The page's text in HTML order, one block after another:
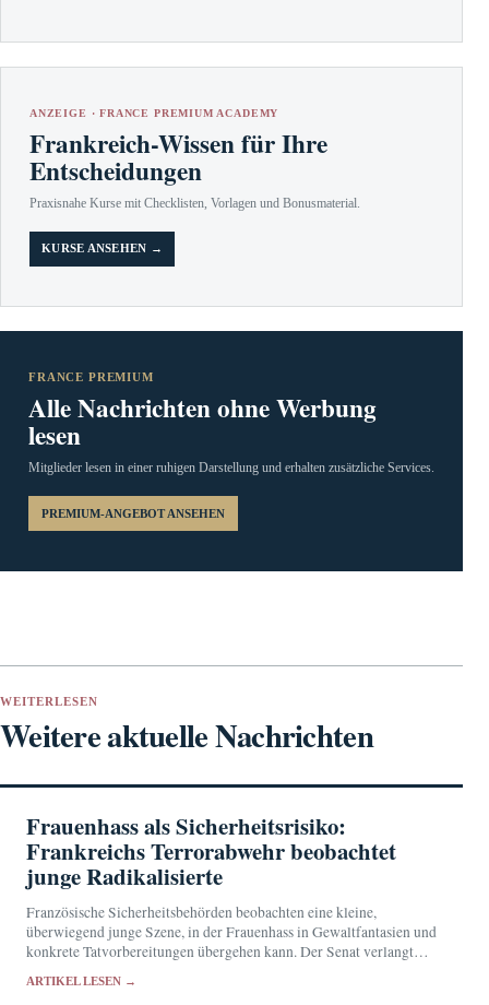
ANZEIGE · FRANCE PREMIUM ACADEMY
Frankreich-Wissen für Ihre
Entscheidungen
Praxisnahe Kurse mit Checklisten, Vorlagen und Bonusmaterial.
KURSE ANSEHEN →
FRANCE PREMIUM
Alle Nachrichten ohne Werbung
lesen
Mitglieder lesen in einer ruhigen Darstellung und erhalten zusätzliche Services.
PREMIUM-ANGEBOT ANSEHEN
WEITERLESEN
Weitere aktuelle Nachrichten
Frauenhass als Sicherheitsrisiko:
Frankreichs Terrorabwehr beobachtet
junge Radikalisierte
Französische Sicherheitsbehörden beobachten eine kleine,
überwiegend junge Szene, in der Frauenhass in Gewaltfantasien und
konkrete Tatvorbereitungen übergehen kann. Der Senat verlangt
Nachrichtendiensten.
ARTIKEL LESEN →